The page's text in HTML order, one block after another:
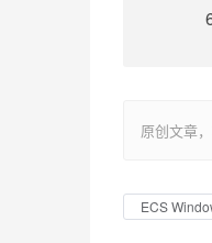
原创文章
ECS